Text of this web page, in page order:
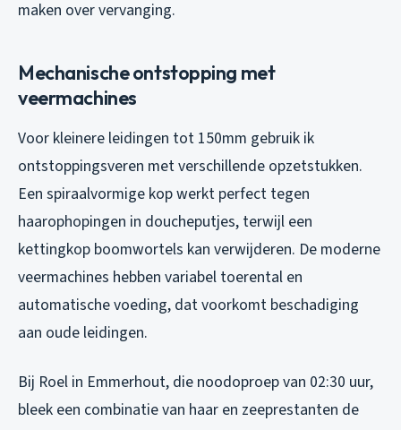
maken over vervanging.
Mechanische ontstopping met
veermachines
Voor kleinere leidingen tot 150mm gebruik ik
ontstoppingsveren met verschillende opzetstukken.
Een spiraalvormige kop werkt perfect tegen
haarophopingen in doucheputjes, terwijl een
kettingkop boomwortels kan verwijderen. De moderne
veermachines hebben variabel toerental en
automatische voeding, dat voorkomt beschadiging
aan oude leidingen.
Bij Roel in Emmerhout, die noodoproep van 02:30 uur,
bleek een combinatie van haar en zeeprestanten de